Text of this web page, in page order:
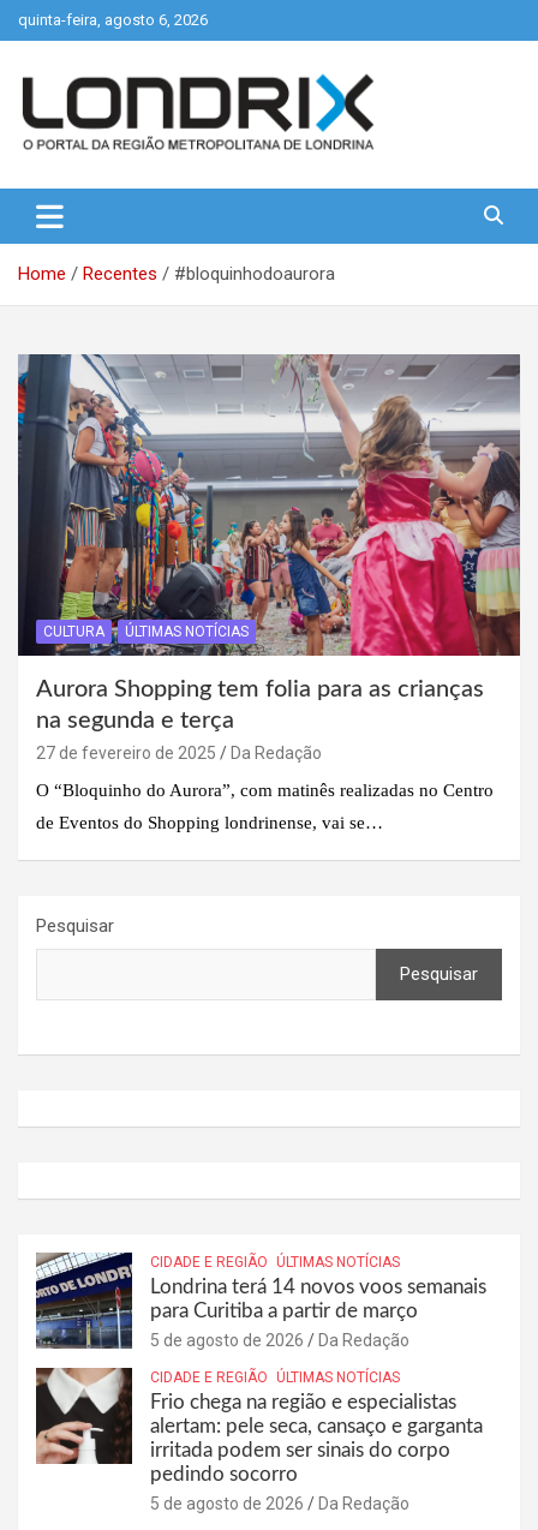
to
quinta-feira, agosto 6, 2026
Londrix
Home Recentes #bloquinhodoaurora
CULTURA ÚLTIMAS NOTÍCIAS
Aurora Shopping tem folia para as crianças
na segunda e terça
27 de fevereiro de 2025
Da Redação
O “Bloquinho do Aurora”, com matinês realizadas no Centro
de Eventos do Shopping londrinense, vai se…
Pesquisar
Pesquisar
CIDADE E REGIÃO ÚLTIMAS NOTÍCIAS
Londrina terá 14 novos voos semanais
para Curitiba a partir de março
5 de agosto de 2026 Da Redação
CIDADE E REGIÃO ÚLTIMAS NOTÍCIAS
Frio chega na região e especialistas
alertam: pele seca, cansaço e garganta
irritada podem ser sinais do corpo
pedindo socorro
5 de agosto de 2026 Da Redação